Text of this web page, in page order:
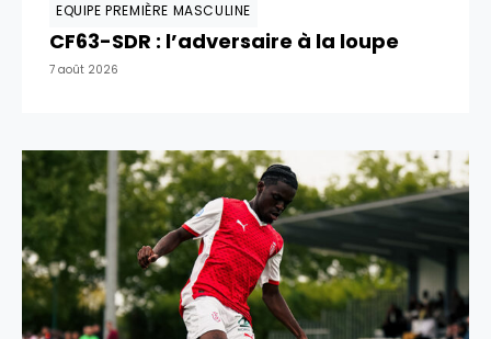
EQUIPE PREMIÈRE MASCULINE
CF63-SDR : l’adversaire à la loupe
7 août 2026